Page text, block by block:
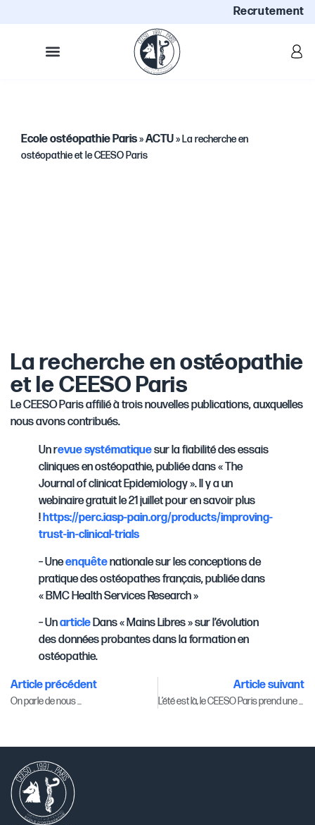
Recrutement
Ecole ostéopathie Paris»ACTU» La recherche en
ostéopathie et le CEESO Paris
La recherche en ostéopathie
et le CEESO Paris
Le CEESO Paris affilié à trois nouvelles publications, auxquelles
nous avons contribués.
Un revue systématiquesur la fiabilité des essais
cliniques en ostéopathie, publiée dans « The
Journal of clinicat Epidemiology ». Il y a un
webinaire gratuit le 21 juillet pour en savoir plus
!https://perc.iasp-pain.org/products/improving-
trust-in-clinical-trials
– Uneenquêtenationale sur les conceptions de
pratique des ostéopathes français, publiée dans
« BMC Health Services Research »
– UnarticleDans « Mains Libres » sur l’évolution
des données probantes dans la formation en
ostéopathie.
Article précédent
On parle de nous …
Article suivant
L’été est là, le CEESO Paris prend une pause estivale !